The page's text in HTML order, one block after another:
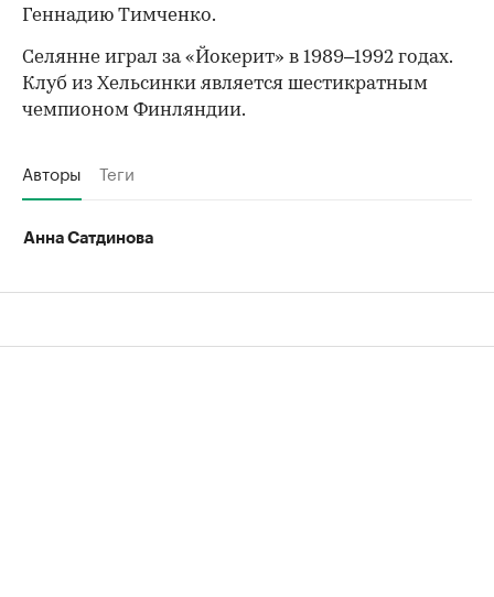
Геннадию Тимченко.
Селянне играл за «Йокерит» в 1989–1992 годах.
Клуб из Хельсинки является шестикратным
чемпионом Финляндии.
Авторы Теги
Анна Сатдинова